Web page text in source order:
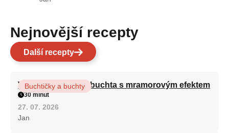
Nejnovější recepty
Další recepty
Vláčná olejová litá buchta s mramorovým efektem
Buchtičky a buchty
30 minut
27. 07. 2026
Jan